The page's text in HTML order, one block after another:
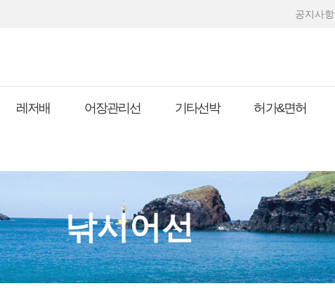
공지사항
레저배 어장관리선 기타선박 허가&면허
낚시어선